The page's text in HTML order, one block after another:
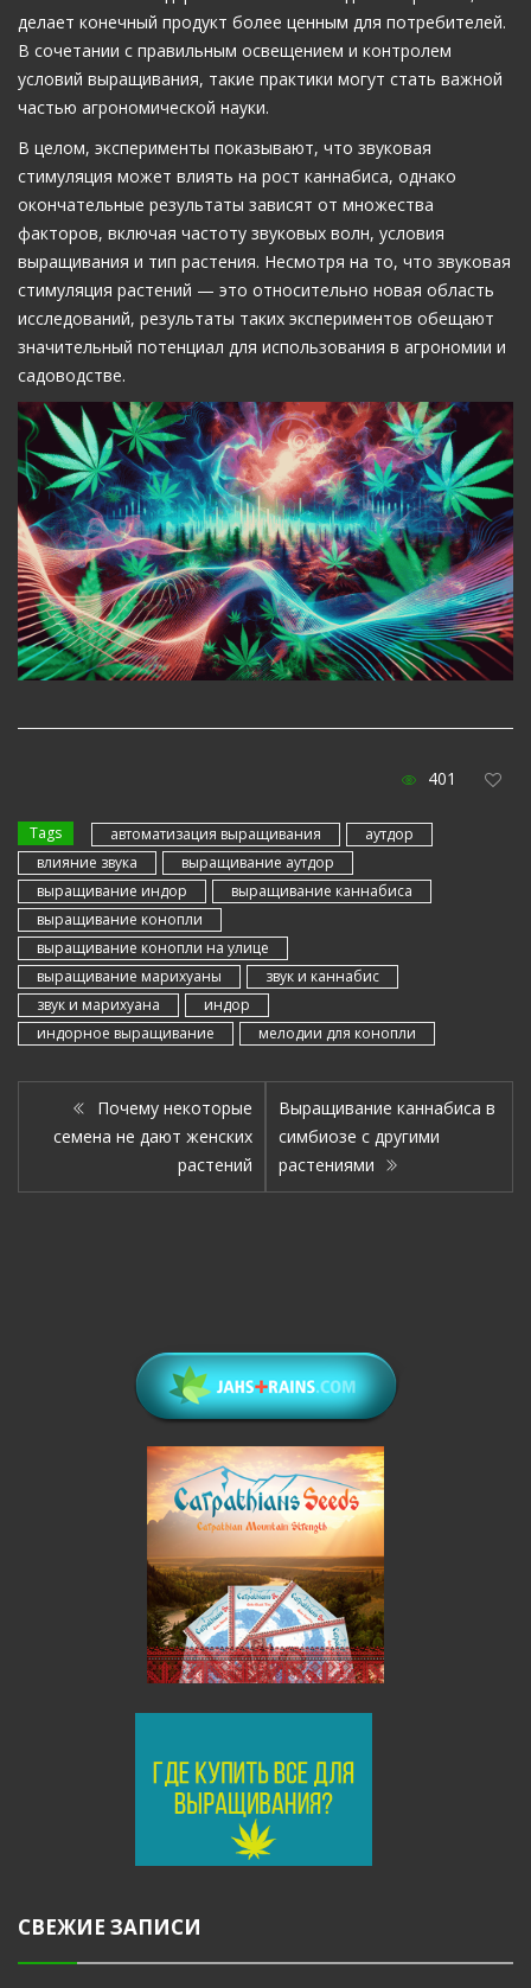
делает конечный продукт более ценным для потребителей.
В сочетании с правильным освещением и контролем
условий выращивания, такие практики могут стать важной
частью агрономической науки.
В целом, эксперименты показывают, что звуковая
стимуляция может влиять на рост каннабиса, однако
окончательные результаты зависят от множества
факторов, включая частоту звуковых волн, условия
выращивания и тип растения. Несмотря на то, что звуковая
стимуляция растений — это относительно новая область
исследований, результаты таких экспериментов обещают
значительный потенциал для использования в агрономии и
садоводстве.
401
Tags автоматизация выращивания
аутдор
влияние звука
выращивание аутдор
выращивание индор
выращивание каннабиса
выращивание конопли
выращивание конопли на улице
выращивание марихуаны
звук и каннабис
звук и марихуана
индор
индорное выращивание
мелодии для конопли
Почему некоторые
семена не дают женских
растений
Выращивание каннабиса в
симбиозе с другими
растениями
СВЕЖИЕ ЗАПИСИ